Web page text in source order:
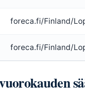
foreca.fi/Finland/
foreca.fi/Finland/